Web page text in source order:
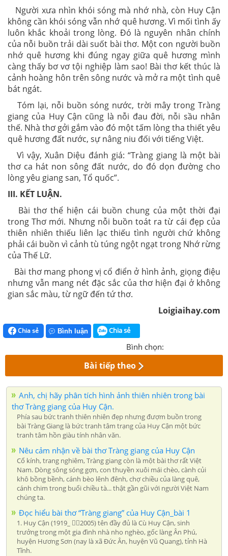
Người xưa nhìn khói sóng mà nhớ nhà, còn Huy Cận
không cần khói sóng vẫn nhớ quê hương. Vì mối tình ấy
luôn khắc khoải trong lòng. Đó là nguyên nhân chính
của nỗi buồn trải dài suốt bài thơ. Một con người buồn
nhớ quê hương khi đúng ngay giữa quê hương mình
càng thấy bơ vơ tội nghiệp làm sao! Bài thơ kết thúc là
cảnh hoàng hôn trên sông nước và mở ra một tình quê
bát ngát.
Tóm lại, nỗi buồn sóng nước, trời mây trong Tràng
giang của Huy Cận cũng là nỗi đau đời, nỗi sầu nhân
thế. Nhà thơ gởi gắm vào đó một tấm lòng tha thiết yêu
quê hương đất nước, sự nâng niu đối với tiếng Việt.
Vì vậy, Xuân Diệu đánh giá: “Tràng giang là một bài
thơ ca hát non sông đất nước, do đó dọn đường cho
lòng yêu giang san, Tổ quốc”.
III. KẾT LUẬN.
Bài thơ thể hiện cái buồn chung của một thời đại
trong Thơ mới. Nhưng nỗi buồn toát ra từ cái đẹp của
thiên nhiên thiếu liên lạc thiếu tình người chứ không
phải cái buồn vì cảnh tù túng ngột ngạt trong Nhớ rừng
của Thế Lữ.
Bài thơ mang phong vị cổ điển ở hình ảnh, giọng điệu
nhưng vẫn mang nét đặc sắc của thơ hiện đại ở không
gian sắc màu, từ ngữ đến tứ thơ.
Loigiaihay.com
Chia sẻ Bình luận Chia sẻ
Bình chọn:
Bài tiếp theo
Anh, chị hãy phân tích hình ảnh thiên nhiên trong bài
thơ Tràng giang của Huy Cận.
Phía sau bức tranh thiên nhiên đẹp nhưng đượm buồn trong
bài Tràng Giang là bức tranh tâm trạng của Huy Cận một bức
tranh tâm hồn giàu tính nhân văn.
Nêu cảm nhận về bài thơ Tràng giang của Huy Cận
Cổ kính, trang nghiêm, Tràng giang còn là một bài thơ rất Việt
Nam. Dòng sông sóng gợn, con thuyền xuôi mái chèo, cành củi
khô bồng bềnh, cánh bèo lênh đênh, chợ chiều của làng quê,
cánh chim trong buổi chiều tà... thật gần gũi với người Việt Nam
chúng ta.
Đọc hiểu bài thơ “Tràng giang” của Huy Cận_bài 1
1. Huy Cận (1919_ 2005) tên đầy đủ là Cù Huy Cận, sinh
trưởng trong một gia đình nhà nho nghèo, gốc làng Ân Phú,
huyện Hương Sơn (nay là xã Đức Ân, huyện Vũ Quang), tỉnh Hà
Tĩnh.